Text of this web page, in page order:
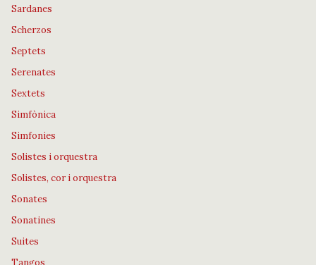
Sardanes
Scherzos
Septets
Serenates
Sextets
Simfònica
Simfonies
Solistes i orquestra
Solistes, cor i orquestra
Sonates
Sonatines
Suites
Tangos